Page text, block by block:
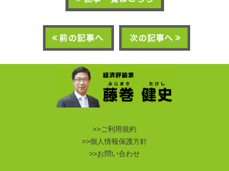
>>ご利用規約
>>個人情報保護方針
>>お問い合わせ